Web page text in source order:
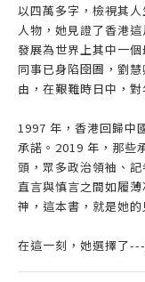
以四萬多字，檢視其
人物，她見證了香港
發展為世界上其中一
同事已身陷囹圄，劉
由，在艱難時日中，
1997 年，香港回歸中
承諾。2019 年，那些
頭，眾多政治領袖、
直言與慎言之間如履
神，這本書，就是她的
在這一刻，她選擇了---